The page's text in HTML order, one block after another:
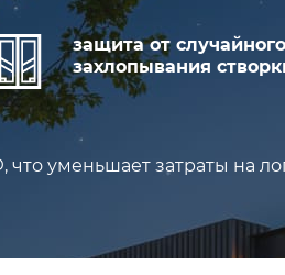
защита от случайного
захлопывания
уменьшает затраты на